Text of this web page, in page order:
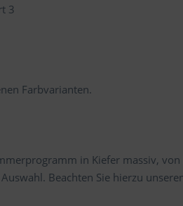
3
Farbvarianten.
in Kiefer massiv,
Beachten Sie hierzu